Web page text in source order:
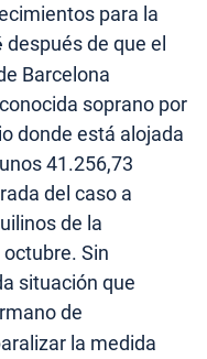
para la
después de que el
Barcelona
soprano por
donde está alojada
41.256,73
del caso a
de la
Sin
situación que
de
la medida